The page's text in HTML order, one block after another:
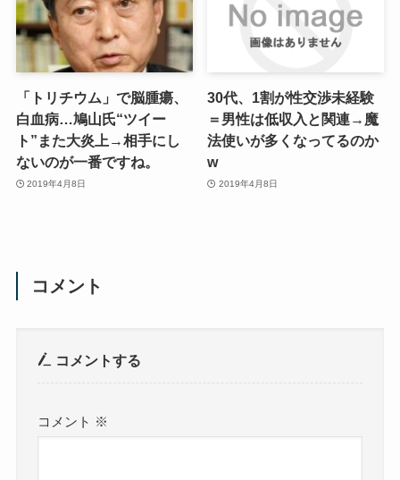
「トリチウム」で脳腫瘍、
白血病…鳩山氏“ツイー
ト”また大炎上→相手にし
ないのが一番ですね。
2019年4月8日
30代、1割が性交渉未経験
＝男性は低収入と関連→魔
法使いが多くなってるのか
w
2019年4月8日
コメント
コメントする
コメント ※